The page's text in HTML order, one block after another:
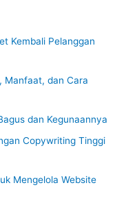
Kembali Pelanggan
Manfaat, dan Cara
dan Kegunaannya
Copywriting Tinggi
Mengelola Website